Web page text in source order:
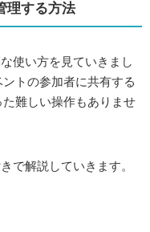
理する方法
使い方を見ていきまし
トの参加者に共有する
難しい操作もありませ
で解説していきます。